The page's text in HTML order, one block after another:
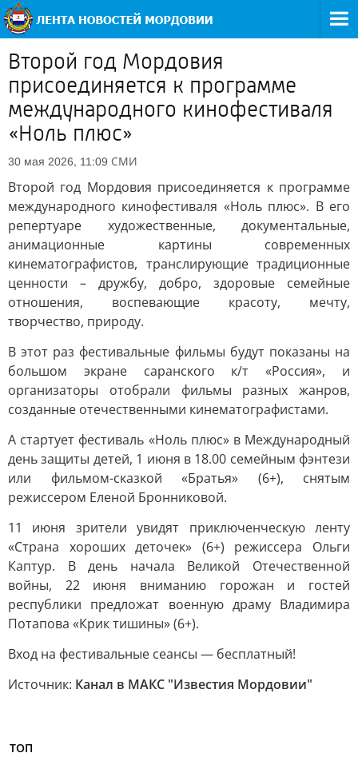
Второй год Мордовия
присоединяется к программе
международного кинофестиваля
«Ноль плюс»
30 мая 2026, 11:09 СМИ
Второй год Мордовия присоединяется к программе
международного кинофестиваля «Ноль плюс». В его
репертуаре художественные, документальные,
анимационные картины современных
кинематографистов, транслирующие традиционные
ценности – дружбу, добро, здоровые семейные
отношения, воспевающие красоту, мечту,
творчество, природу.
В этот раз фестивальные фильмы будут показаны на
большом экране саранского к/т «Россия», и
организаторы отобрали фильмы разных жанров,
созданные отечественными кинематографистами.
А стартует фестиваль «Ноль плюс» в Международный
день защиты детей, 1 июня в 18.00 семейным фэнтези
или фильмом-сказкой «Братья» (6+), снятым
режиссером Еленой Бронниковой.
11 июня зрители увидят приключенческую ленту
«Страна хороших деточек» (6+) режиссера Ольги
Каптур. В день начала Великой Отечественной
войны, 22 июня вниманию горожан и гостей
республики предложат военную драму Владимира
Потапова «Крик тишины» (6+).
Вход на фестивальные сеансы — бесплатный!
Источник: Канал в МАКС "Известия Мордовии"
ТОП